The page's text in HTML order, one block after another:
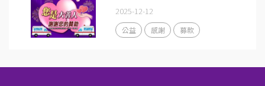
2025-12-12
公益 感謝 募款